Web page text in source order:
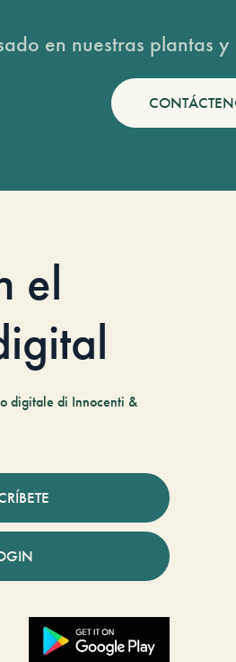
en nuestras plantas
el
digitale di Innocenti &